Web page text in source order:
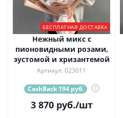
БЕСПЛАТНАЯ ДОСТАВКА
Нежный микс с
пионовидными розами,
эустомой и хризантемой
Артикул: 023011
CashBack 194 руб. ?
3 870руб./шт